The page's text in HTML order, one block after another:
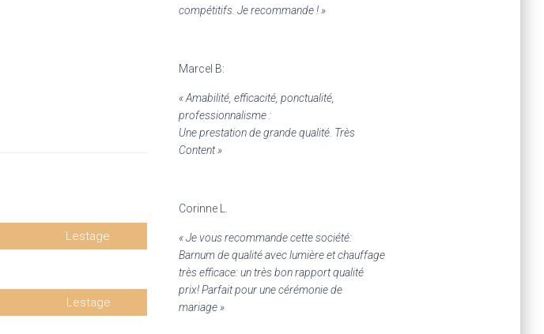
Lestage
Lestage
compétitifs. Je recommande ! »
Marcel B:
« Amabilité, efficacité, ponctualité,
professionnalisme :
Une prestation de grande qualité. Très
Content »
Corinne L.
« Je vous recommande cette société:
Barnum de qualité avec lumière et chauffage
très efficace: un très bon rapport qualité
prix! Parfait pour une cérémonie de
mariage »